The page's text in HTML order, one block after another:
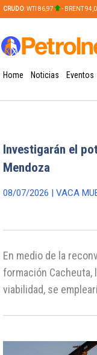
CRUDO: WTI 86,97 - BRENT
Home Noticias Eventos
Investigarán el
Mendoza
08/07/2026 | VACA
En medio de la
formación Cacheuta,
viabilidad, se